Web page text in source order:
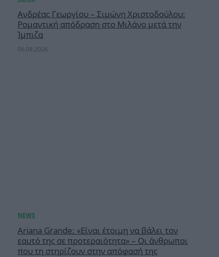
Ανδρέας Γεωργίου – Σιμώνη Χριστοδούλου:
Ρομαντική απόδραση στο Μιλάνο μετά την
Ίμπιζα
06.08.2026
Ariana Grande: «Είναι έτοιμη να βάλει τον
εαυτό της σε προτεραιότητα» – Οι άνθρωποι
που τη στηρίζουν στην απόφασή της